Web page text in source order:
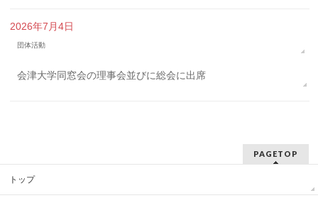
2026年7月4日
団体活動
会津大学同窓会の理事会並びに総会に出席
PAGETOP
トップ